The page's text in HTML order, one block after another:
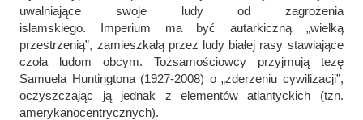
uwalniające swoje ludy od zagrożenia
islamskiego. Imperium ma być autarkiczną „wielką
przestrzenią”, zamieszkałą przez ludy białej rasy stawiające
czoła ludom obcym. Tożsamościowcy przyjmują tezę
Samuela Huntingtona (1927-2008) o „zderzeniu cywilizacji”,
oczyszczając ją jednak z elementów atlantyckich (tzn.
amerykanocentrycznych).